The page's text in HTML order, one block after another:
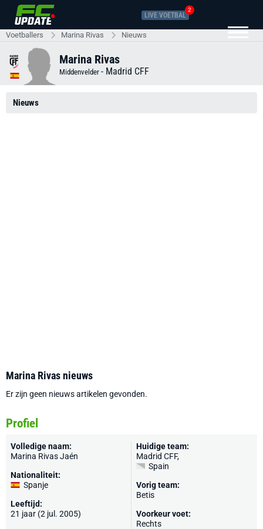
LIVE VOETBAL
2
Voetballers Marina Rivas Nieuws
Marina Rivas
Middenvelder - Madrid CFF
Nieuws
Marina Rivas nieuws
Er zijn geen nieuws artikelen gevonden.
Profiel
Volledige naam:
Marina Rivas Jaén
Nationaliteit:
Spanje
Leeftijd:
21 jaar (2 jul. 2005)
Huidige team:
Madrid CFF,
Spain
Vorig team:
Betis
Voorkeur voet:
Rechts